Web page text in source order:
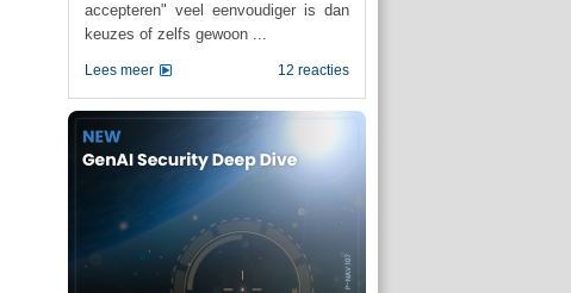
accepteren" veel eenvoudiger is dan
keuzes of zelfs gewoon ...
12 reacties
Lees meer